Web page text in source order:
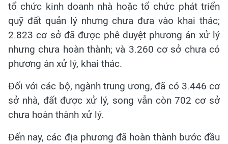
tổ chức kinh doanh nhà hoặc tổ chức phát triển
quỹ đất quản lý nhưng chưa đưa vào khai thác;
2.823 cơ sở đã được phê duyệt phương án xử lý
nhưng chưa hoàn thành; và 3.260 cơ sở chưa có
phương án xử lý, khai thác.
Đối với các bộ, ngành trung ương, đã có 3.446 cơ
sở nhà, đất được xử lý, song vẫn còn 702 cơ sở
chưa hoàn thành xử lý.
Đến nay, các địa phương đã hoàn thành bước đầu